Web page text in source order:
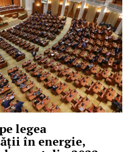
legea
în energie,